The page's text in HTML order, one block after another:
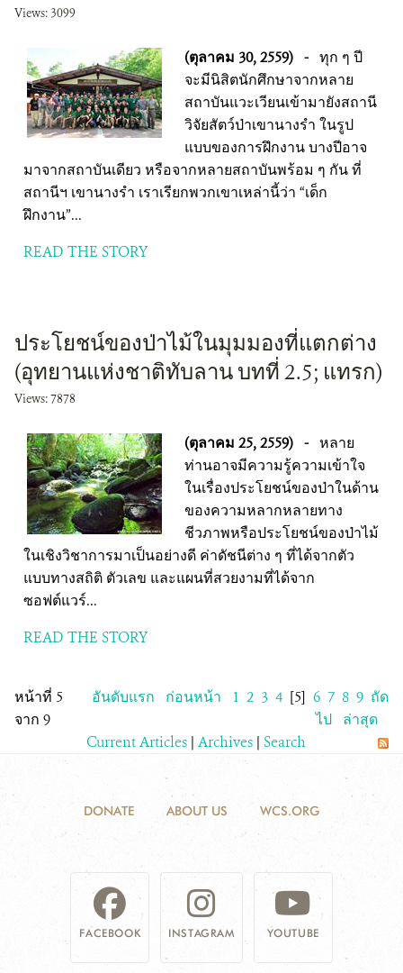
Views: 3099
(ตุลาคม 30, 2559) - ทุก ๆ ปี
จะมีนิสิตนักศึกษาจากหลาย
สถาบันแวะเวียนเข้ามายังสถานี
วิจัยสัตว์ป่าเขานางรำ ในรูป
แบบของการฝึกงาน บางปีอาจ
มาจากสถาบันเดียว หรือจากหลายสถาบันพร้อม ๆ กัน ที่
สถานีฯ เขานางรำ เราเรียกพวกเขาเหล่านี้ว่า “เด็ก
ฝึกงาน”...
READ THE STORY
ประโยชน์ของป่าไม้ในมุมมองที่แตกต่าง
(อุทยานแห่งชาติทับลาน บทที่ 2.5; แทรก)
Views: 7878
(ตุลาคม 25, 2559) - หลาย
ท่านอาจมีความรู้ความเข้าใจ
ในเรื่องประโยชน์ของป่าในด้าน
ของความหลากหลายทาง
ชีวภาพหรือประโยชน์ของป่าไม้
ในเชิงวิชาการมาเป็นอย่างดี ค่าดัชนีต่าง ๆ ที่ได้จากตัว
แบบทางสถิติ ตัวเลข และแผนที่สวยงามที่ได้จาก
ซอฟต์แวร์...
READ THE STORY
หน้าที่ 5
จาก 9
อันดับแรก ก่อนหน้า 1 2 3 4 [5] 6 7 8 9 ถัด
ไป
ล่าสุด
Current Articles | Archives | Search
DONATE ABOUT US WCS.ORG
FACEBOOK INSTAGRAM YOUTUBE